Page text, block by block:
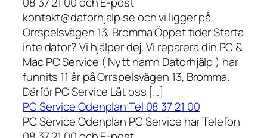
kontakt@datorhjalp.se och vi ligger på
Orrspelsvägen 13, Bromma Öppet tider Starta
inte dator? Vi hjälper dej. Vi reparera din PC &
Mac PC Service ( Nytt namn Datorhjälp ) har
funnits 11 år på Orrspelsvägen 13, Bromma.
Därför PC Service Låt oss […]
PC Service Odenplan Tel 08 37 21 00
PC Service Odenplan PC Service har Telefon